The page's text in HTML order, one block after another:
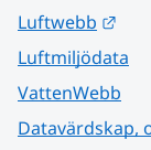
Luftwebb
Luftmiljödata
VattenWebb
Datavärdskap,